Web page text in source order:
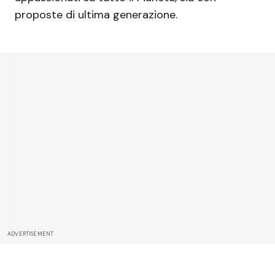
proposte di ultima generazione.
ADVERTISEMENT